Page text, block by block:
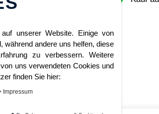
unserer Website. Einige von
während andere uns helfen, diese
zu verbessern. Weitere
uns verwendeten Cookies und
finden Sie hier:
Impressum